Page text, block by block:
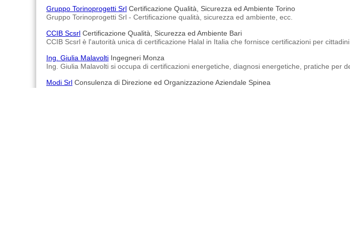
Gruppo Torinoprogetti Srl Certificazione Qualità, Sicurezza ed Ambiente Torino
Gruppo Torinoprogetti Srl - Certificazione qualità, sicurezza ed ambiente, ecc.
CCIB Scsrl Certificazione Qualità, Sicurezza ed Ambiente Bari
CCIB Scsrl è l'autorità unica di certificazione Halal in Italia che fornisce certificazioni per
Ing. Giulia Malavolti Ingegneri Monza
Ing. Giulia Malavolti si occupa di certificazioni energetiche, diagnosi energetiche, pratiche per
Modi Srl Consulenza di Direzione ed Organizzazione Aziendale Spinea